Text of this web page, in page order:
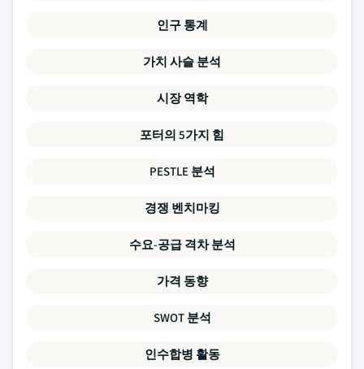
인구 통계
가치 사슬 분석
시장 역학
포터의 5가지 힘
PESTLE 분석
경쟁 벤치마킹
수요-공급 격차 분석
가격 동향
SWOT 분석
인수합병 활동